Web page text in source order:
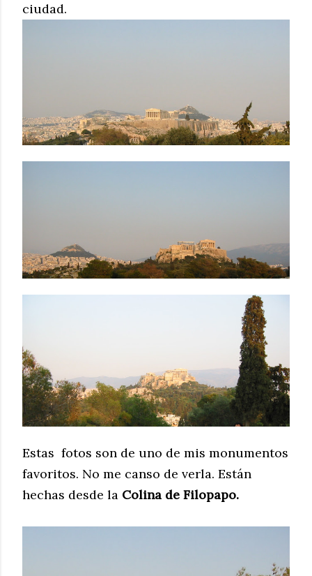
ciudad.
Estas fotos son de uno de mis monumentos
favoritos. No me canso de verla. Están
hechas desde la Colina de Filopapo.